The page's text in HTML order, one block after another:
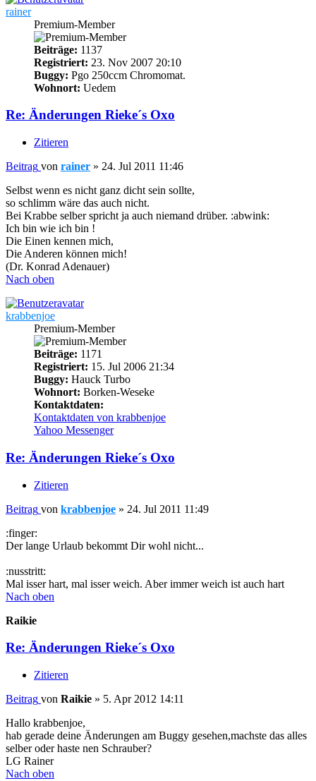
rainer
Premium-Member
Beiträge: 1137
Registriert: 23. Nov 2007 20:10
Buggy: Pgo 250ccm Chromomat.
Wohnort: Uedem
Re: Änderungen Rieke´s Oxo
Zitieren
Beitrag von rainer » 24. Jul 2011 11:46
Selbst wenn es nicht ganz dicht sein sollte,
so schlimm wäre das auch nicht.
Bei Krabbe selber spricht ja auch niemand drüber. :abwink:
Ich bin wie ich bin !
Die Einen kennen mich,
Die Anderen können mich!
(Dr. Konrad Adenauer)
Nach oben
krabbenjoe
Premium-Member
Beiträge: 1171
Registriert: 15. Jul 2006 21:34
Buggy: Hauck Turbo
Wohnort: Borken-Weseke
Kontaktdaten:
Kontaktdaten von krabbenjoe
Yahoo Messenger
Re: Änderungen Rieke´s Oxo
Zitieren
Beitrag von krabbenjoe » 24. Jul 2011 11:49
:finger:
Der lange Urlaub bekommt Dir wohl nicht...
:nusstritt:
Mal isser hart, mal isser weich. Aber immer weich ist auch hart
Nach oben
Raikie
Re: Änderungen Rieke´s Oxo
Zitieren
Beitrag von Raikie » 5. Apr 2012 14:11
Hallo krabbenjoe,
hab gerade deine Änderungen am Buggy gesehen,machste das alles
selber oder haste nen Schrauber?
LG Rainer
Nach oben